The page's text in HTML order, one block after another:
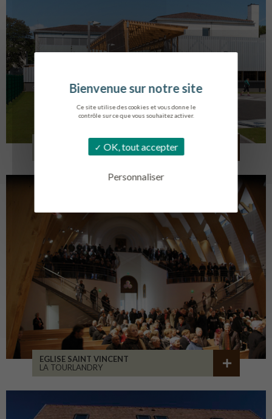
Ce site utilise des cookies et vous donne le
contrôle sur ce que vous souhaitez activer.
OK, tout accepter
Personnaliser
COLLÈGE MONTMORENCY
BOURBONNE-LES-BAINS
EGLISE SAINT VINCENT
LA TOURLANDRY